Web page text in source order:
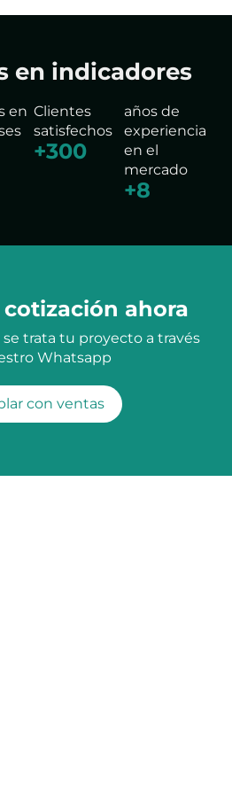
en indicadores
en Clientes
satisfechos
+300
años de
experiencia
en el
mercado
+8
ahora
trata tu proyecto a través
Whatsapp
con ventas